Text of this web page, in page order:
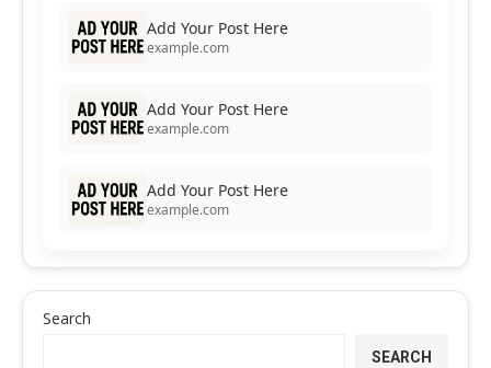
Add Your Post Here
example.com
Add Your Post Here
example.com
Add Your Post Here
example.com
Search
SEARCH